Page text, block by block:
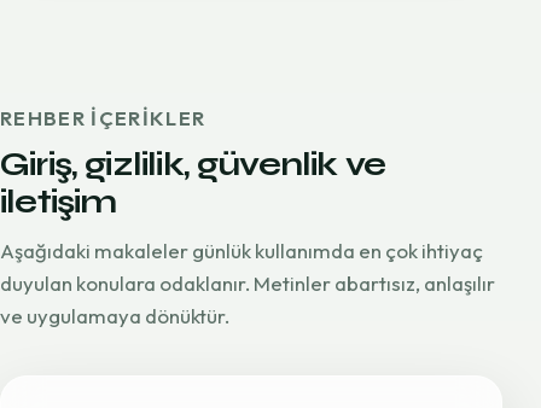
REHBER IÇERIKLER
Giriş, gizlilik, güvenlik ve
iletişim
Aşağıdaki makaleler günlük kullanımda en çok ihtiyaç
duyulan konulara odaklanır. Metinler abartısız, anlaşılır
ve uygulamaya dönüktür.